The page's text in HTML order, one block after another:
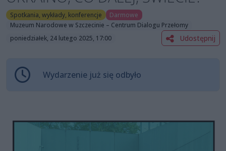
Spotkania, wykłady, konferencje
Darmowe
Muzeum Narodowe w Szczecinie – Centrum Dialogu Przełomy
poniedziałek, 24 lutego 2025, 17:00
Udostępnij
Wydarzenie już się odbyło